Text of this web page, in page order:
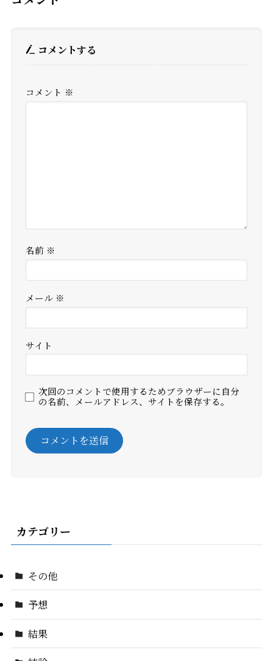
コメントする
コメント ※
名前 ※
メール ※
サイト
次回のコメントで使用するためブラウザーに自分
の名前、メールアドレス、サイトを保存する。
カテゴリー
その他
予想
結果